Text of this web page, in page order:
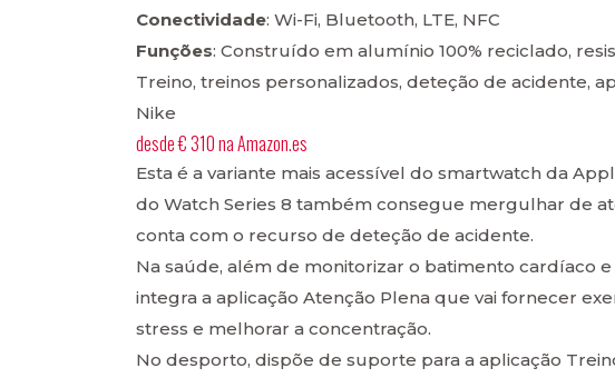
Conectividade: Wi-Fi, Bluetooth, LTE, NFC
Funções: Construído em alumínio 100% reciclado,
Treino, treinos personalizados, deteção de acidente,
Nike
desde€ 310naAmazon.es
Esta é a variante mais acessível do smartwatch da
do Watch Series 8 também consegue mergulhar de
conta com o recurso de deteção de acidente.
Na saúde, além de monitorizar o batimento cardíaco
integra a aplicação Atenção Plena que vai fornecer
stress e melhorar a concentração.
No desporto, dispõe de suporte para a aplicação